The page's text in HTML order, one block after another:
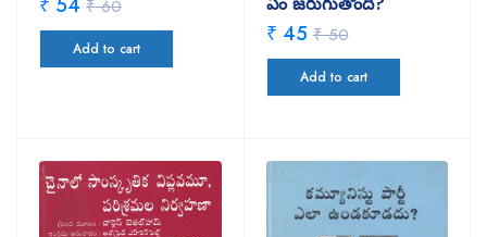
₹ 60
Add to cart
₹ 45 ₹ 50
Add to cart